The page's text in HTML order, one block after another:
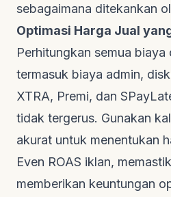
sebagaimana ditekankan
Optimasi Harga Jual
Perhitungkan semua biaya
termasuk biaya admin,
XTRA, Premi, dan
tidak tergerus. Gunakan
akurat untuk menentukan
Even ROAS iklan,
memberikan keuntungan